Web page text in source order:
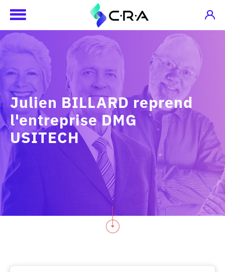
Julien BILLARD reprend
l'entreprise DMG
USITECH